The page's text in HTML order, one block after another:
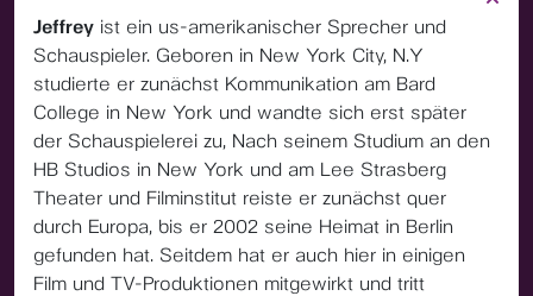
Jeffrey ist ein us-amerikanischer Sprecher und
Schauspieler. Geboren in New York City, N.Y
studierte er zunächst Kommunikation am Bard
College in New York und wandte sich erst später
der Schauspielerei zu, Nach seinem Studium an den
HB Studios in New York und am Lee Strasberg
Theater und Filminstitut reiste er zunächst quer
durch Europa, bis er 2002 seine Heimat in Berlin
gefunden hat. Seitdem hat er auch hier in einigen
Film und TV-Produktionen mitgewirkt und tritt